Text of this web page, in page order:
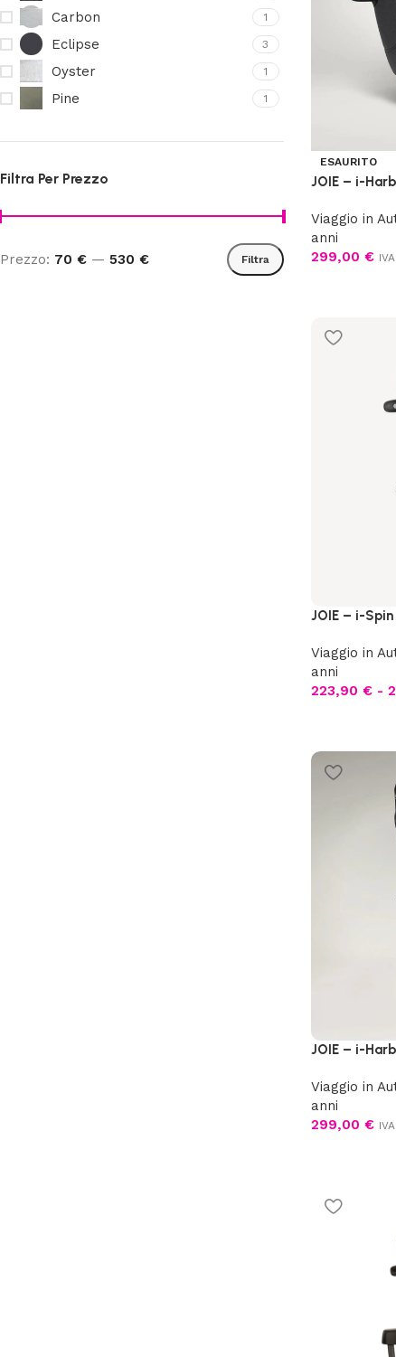
Carbon 1
Eclipse 3
Oyster 1
Pine 1
Filtra Per Prezzo
Filtra
Prezzo: 70 € — 530 €
ESAURITO
JOIE – i-
Viaggio in
anni
299,00 €
JOIE – i-
Viaggio in
anni
223,90 € -
JOIE – i-
Viaggio in
anni
299,00 €